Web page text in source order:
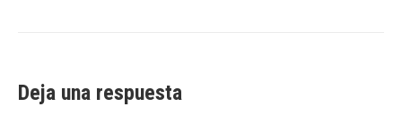
Deja una respuesta